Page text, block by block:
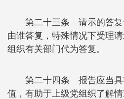
第二十三条 请示的答复
由谁答复，特殊情况下受理
组织有关部门代为答复。
第二十四条 报告应当具
值，有助于上级党组织了解